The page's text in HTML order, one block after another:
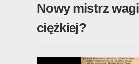
Nowy mistrz wagi
ciężkiej?